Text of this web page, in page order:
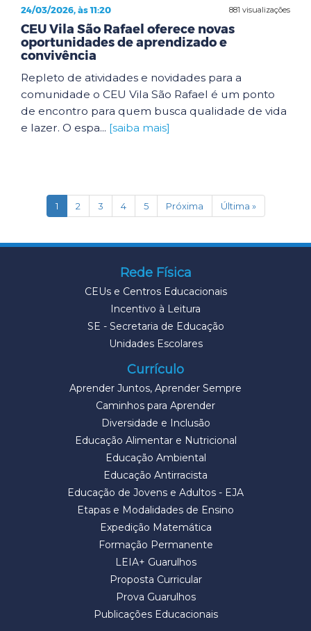
881 visualizações
24/03/2026, às 11:20
CEU Vila São Rafael oferece novas
oportunidades de aprendizado e
convivência
Repleto de atividades e novidades para a
comunidade o CEU Vila São Rafael é um ponto
de encontro para quem busca qualidade de vida
e lazer. O espa... [saiba mais]
1(current)
2 3 4 5 Próxima Última »
Rede Física
CEUs e Centros Educacionais
Incentivo à Leitura
SE - Secretaria de Educação
Unidades Escolares
Currículo
Aprender Juntos, Aprender Sempre
Caminhos para Aprender
Diversidade e Inclusão
Educação Alimentar e Nutricional
Educação Ambiental
Educação Antirracista
Educação de Jovens e Adultos - EJA
Etapas e Modalidades de Ensino
Expedição Matemática
Formação Permanente
LEIA+ Guarulhos
Proposta Curricular
Prova Guarulhos
Publicações Educacionais